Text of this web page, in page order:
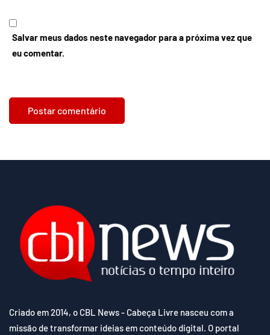
Salvar meus dados neste navegador para a próxima vez que
eu comentar.
Criado em 2014, o CBL News - Cabeça Livre nasceu com a
missão de transformar ideias em conteúdo digital. O portal